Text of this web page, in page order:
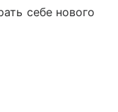
себе нового